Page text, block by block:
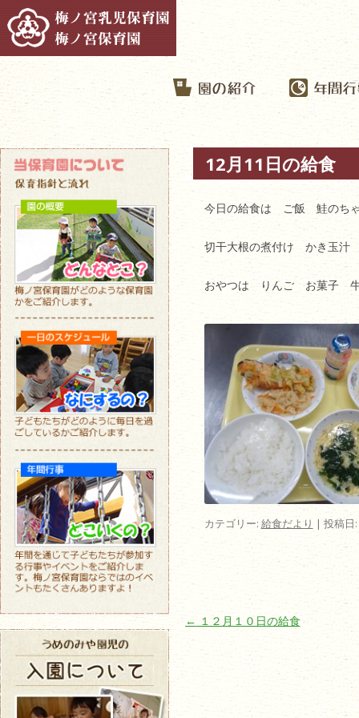
12月11日の給食
今日の給食は ご飯 鮭のち
切干大根の煮付け かき玉汁
おやつは りんご お菓子 牛
カテゴリー: 給食だより | 投稿日:
投稿ナビゲーション
← １２月１０日の給食